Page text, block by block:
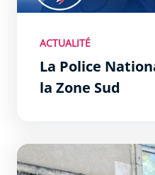
ACTUALITÉ
La Police
la Zone Sud
Une nouvelle caserne de